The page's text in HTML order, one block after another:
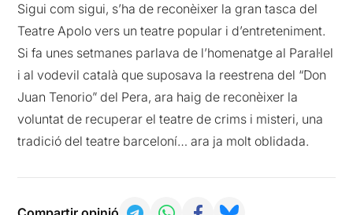
Sigui com sigui, s’ha de reconèixer la gran tasca del
Teatre Apolo vers un teatre popular i d’entreteniment.
Si fa unes setmanes parlava de l’homenatge al Paral·lel
i al vodevil català que suposava la reestrena del “Don
Juan Tenorio” del Pera, ara haig de reconèixer la
voluntat de recuperar el teatre de crims i misteri, una
tradició del teatre barceloní… ara ja molt oblidada.